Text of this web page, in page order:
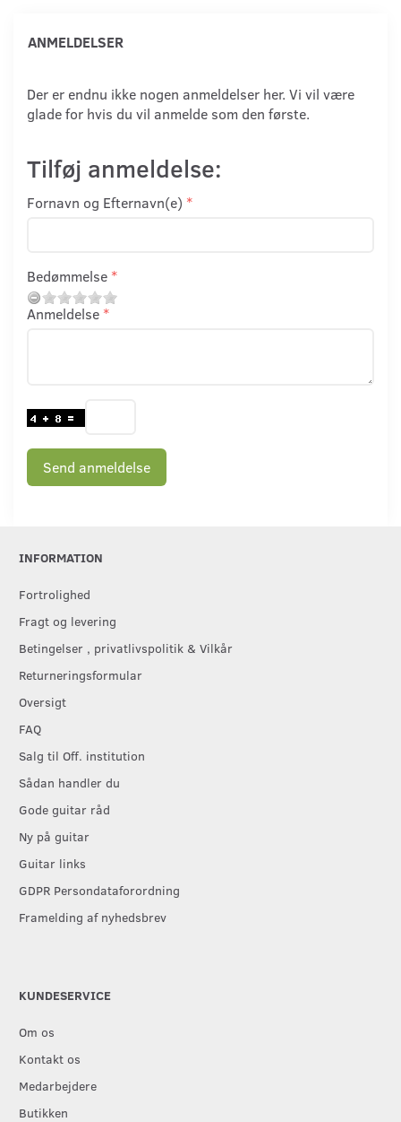
ANMELDELSER
Der er endnu ikke nogen anmeldelser her. Vi vil være
glade for hvis du vil anmelde som den første.
Tilføj anmeldelse:
Fornavn og Efternavn(e)
Bedømmelse
Anmeldelse
Send anmeldelse
INFORMATION
Fortrolighed
Fragt og levering
Betingelser , privatlivspolitik & Vilkår
Returneringsformular
Oversigt
FAQ
Salg til Off. institution
Sådan handler du
Gode guitar råd
Ny på guitar
Guitar links
GDPR Persondataforordning
Framelding af nyhedsbrev
KUNDESERVICE
Om os
Kontakt os
Medarbejdere
Butikken